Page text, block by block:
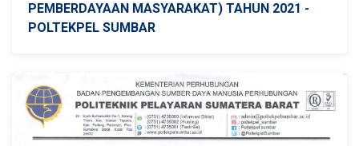
PEMBERDAYAAN MASYARAKAT) TAHUN 2021 -
POLTEKPEL SUMBAR